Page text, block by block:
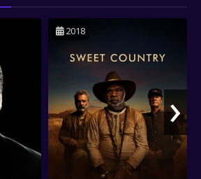
2018
›